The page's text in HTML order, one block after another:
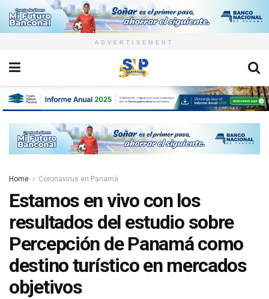
ADVERTISEMENT
Home Coronavirus en Panamá
Estamos en vivo con los
resultados del estudio sobre
Percepción de Panamá como
destino turístico en mercados
objetivos